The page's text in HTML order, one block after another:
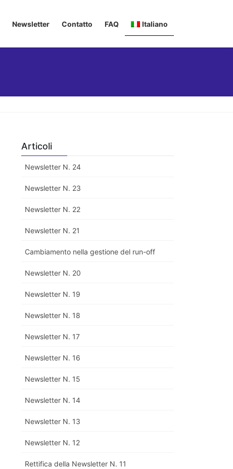
Newsletter Contatto FAQ Italiano
Deutsch
Articoli
Newsletter N. 24
Newsletter N. 23
Newsletter N. 22
Newsletter N. 21
Cambiamento nella gestione del run-off
Newsletter N. 20
Newsletter N. 19
Newsletter N. 18
Newsletter N. 17
Newsletter N. 16
Newsletter N. 15
Newsletter N. 14
Newsletter N. 13
Newsletter N. 12
Rettifica della Newsletter N. 11